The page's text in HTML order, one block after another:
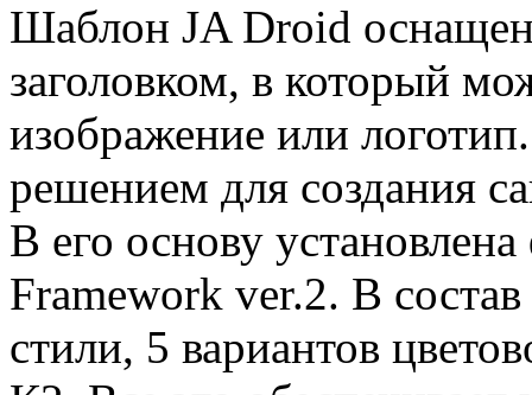
Шаблон JA Droid
заголовком, в который
изображение или
решением для создания
В его основу
Framework ver.2. В
стили, 5 вариантов